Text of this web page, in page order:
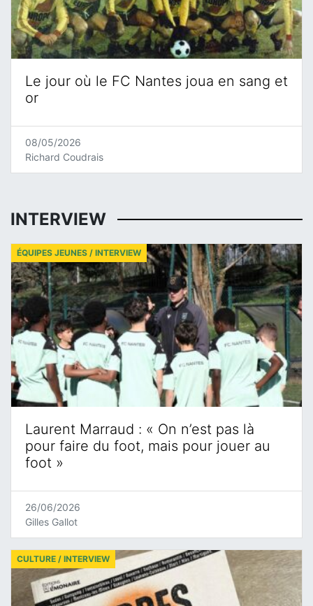
Le jour où le FC Nantes joua en sang et
or
08/05/2026
Richard Coudrais
INTERVIEW
Laurent Marraud : « On n’est pas là
pour faire du foot, mais pour jouer au
foot »
ÉQUIPES JEUNES / INTERVIEW
26/06/2026
Gilles Gallot
CULTURE / INTERVIEW